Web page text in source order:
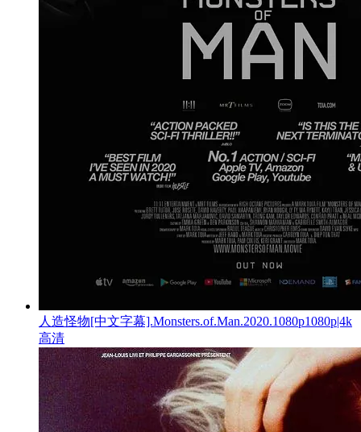
人造怪物[中文字幕].Monsters.of.Man.2020.1080p1080p|4k
高清